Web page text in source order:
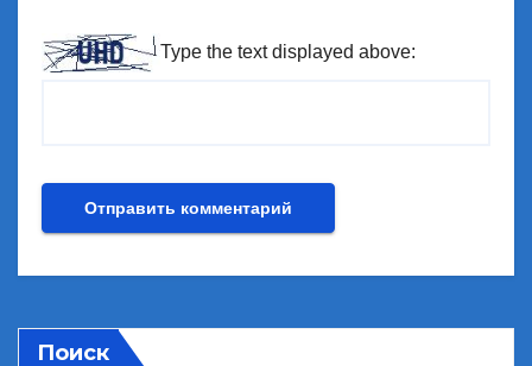
Type the text displayed above:
Поиск